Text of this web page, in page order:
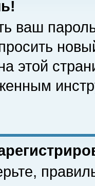
ваш
этой